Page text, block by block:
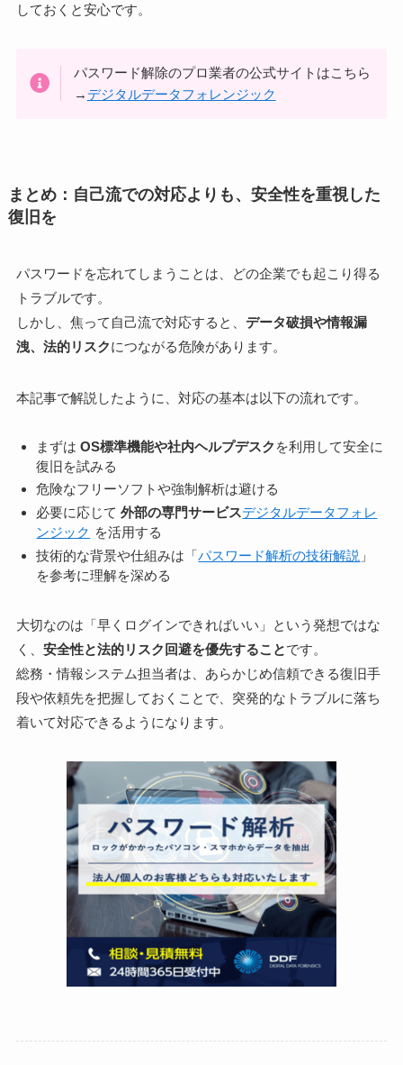
しておくと安心です。
パスワード解除のプロ業者の公式サイトはこちら
→ デジタルデータフォレンジック
まとめ：自己流での対応よりも、安全性を重視した
復旧を
パスワードを忘れてしまうことは、どの企業でも起こり得る
トラブルです。
しかし、焦って自己流で対応すると、 データ破損や情報漏
洩、法的リスクにつながる危険があります。
本記事で解説したように、対応の基本は以下の流れです。
まずはOS標準機能や社内ヘルプデスク を利用して安全に
復旧を試みる
危険なフリーソフトや強制解析は避ける
必要に応じて外部の専門サービスデジタルデータフォレ
ンジック を活用する
技術的な背景や仕組みは「パスワード解析の技術解説 」
を参考に理解を深める
大切なのは「早くログインできればいい」という発想ではな
く、 安全性と法的リスク回避を優先することです。
総務・情報システム担当者は、あらかじめ信頼できる復旧手
段や依頼先を把握しておくことで、突発的なトラブルに落ち
着いて対応できるようになります。